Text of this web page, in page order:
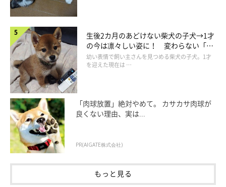
鼻と口が！！
飲み物をいただきながらワンコになれちゃうという、ワンコ好き
にはたまらない仕掛けがあるのです♡
生後2カ月のあどけない柴犬の子犬→1才
の今は凛々しい姿に！ 変わらない「く
りくりおめめ」にもほっこり
幼い表情で飼い主さんを見つめる柴犬の子犬。1才
を迎えた現在は …
「肉球放置」絶対やめて。 カサカサ肉球が
良くない理由、実は...
PR(AIGATE株式会社)
もっと見る